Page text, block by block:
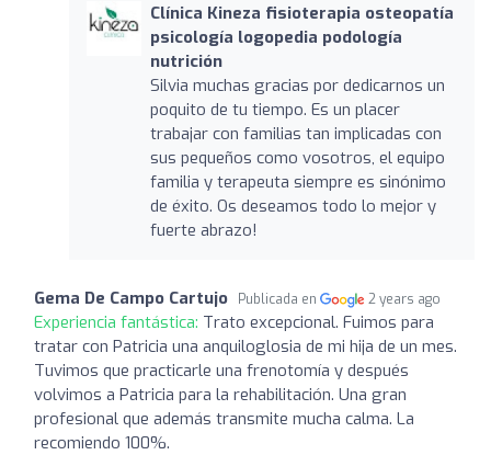
Clínica Kineza fisioterapia osteopatía
psicología logopedia podología
nutrición
Silvia muchas gracias por dedicarnos un
poquito de tu tiempo. Es un placer
trabajar con familias tan implicadas con
sus pequeños como vosotros, el equipo
familia y terapeuta siempre es sinónimo
de éxito. Os deseamos todo lo mejor y
fuerte abrazo!
Gema De Campo Cartujo Publicada en 2 years ago
Experiencia fantástica: Trato excepcional. Fuimos para
tratar con Patricia una anquiloglosia de mi hija de un mes.
Tuvimos que practicarle una frenotomía y después
volvimos a Patricia para la rehabilitación. Una gran
profesional que además transmite mucha calma. La
recomiendo 100%.